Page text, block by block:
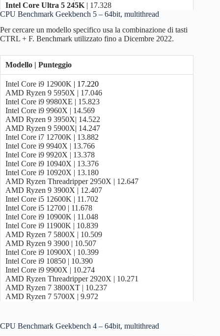
Intel Core Ultra 5 245K | 17.328
AMD Ryzen 9 7900 | 17.096
Intel Core i9 13900 | 16.521
AMD Ryzen 7 9700X| 16.431
AMD Ryzen 5 9600X| 16.299
Intel Core i5 14600K
Intel Core i5 13600KF | 15.305
AMD Ryzen 7 7700X | 15.301
AMD Ryzen 7 7800X3D | 15.188
Intel Core i7 13700 | 14.675
AMD Ryzen 7 7700 | 14.540
Intel Core i5 13600K | 14.537
AMD Ryzen 7 8700G | 13.917
Intel Core i7 12700KF | 13.467
Intel Core i5 14500
| 13.215
AMD Ryzen 5 7600X | 12.990
Intel Core i5 13500 | 12.279
AMD Ryzen 5 7600 | 12.230
Intel Core i5 12600K | 11.729
Intel Core i5 14400F| 11.650
AMD Ryzen 5 8600G | 11.453
Intel Core i5 14400
| 11.427
AMD Ryzen 7 5800X3D | 10.928
AMD Ryzen 5 8500G | 10.859
Intel Core i5 13400F | 10.675
Intel Core i7 12700 | 10.507
Intel Core i5 13400 | 10.442
Intel Core i5 12600 | 9.881
Intel Core i5 12500 | 9.107
Intel Core i5 12400F | 8.850
Intel Core i5 12400 | 8.820
Intel Core i3 14100F| 8.267
Intel Core i3 14100| 7.434
CPU Benchmark Geekbench 5 – 64bit, multithread
Per cercare un modello specifico usa la combinazione di tasti
CTRL + F. Benchmark utilizzato fino a Dicembre 2022.
Modello | Punteggio
Intel Core i9 12900K | 17.220
AMD Ryzen 9 5950X | 17.046
Intel Core i9 9980XE | 15.823
Intel Core i9 9960X | 14.569
AMD Ryzen 9 3950X| 14.522
AMD Ryzen 9 5900X| 14.247
Intel Core i7 12700K | 13.882
Intel Core i9 9940X | 13.766
Intel Core i9 9920X | 13.378
Intel Core i9 10940X | 13.376
Intel Core i9 10920X | 13.180
AMD Ryzen Threadripper 2950X | 12.647
AMD Ryzen 9 3900X | 12.407
Intel Core i5 12600K | 11.702
Intel Core i5 12700 | 11.678
Intel Core i9 10900K | 11.048
Intel Core i9 11900K | 10.839
AMD Ryzen 7 5800X | 10.509
AMD Ryzen 9 3900 | 10.507
Intel Core i9 10900X | 10.399
Intel Core i9 10850 | 10.390
Intel Core i9 9900X | 10.274
AMD Ryzen Threadripper 2920X | 10.271
AMD Ryzen 7 3800XT | 10.237
AMD Ryzen 7 5700X | 9.972
AMD Ryzen 7 5700G | 9.602
CPU Benchmark Geekbench 4 – 64bit, multithread